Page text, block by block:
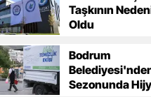
Taşkının
Oldu
Bodrum
Sezonunda